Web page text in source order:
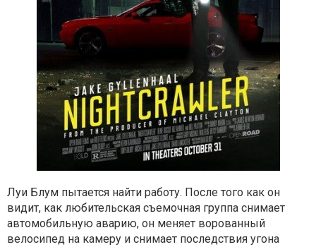
Луи Блум пытается найти работу. После того как он
видит, как любительская съемочная группа снимает
автомобильную аварию, он меняет ворованный
велосипед на камеру и снимает последствия угона